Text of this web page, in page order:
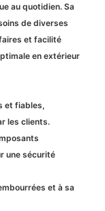
au quotidien. Sa
de diverses
et facilité
en extérieur
et fiables,
les clients.
une sécurité
et à sa